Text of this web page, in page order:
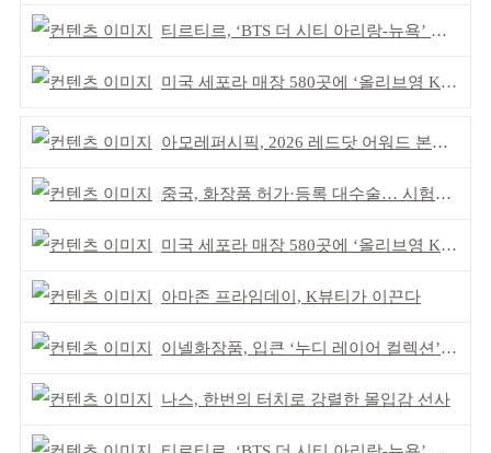
티르티르, ‘BTS 더 시티 아리랑-뉴욕’ 참여
미국 세포라 매장 580곳에 ‘올리브영 K뷰티에딧’ 론칭
아모레퍼시픽, 2026 레드닷 어워드 본상 2개 수상
중국, 화장품 허가·등록 대수술… 시험자료 공용 허용
미국 세포라 매장 580곳에 ‘올리브영 K뷰티에딧’ 론칭
아마존 프라임데이, K뷰티가 이끈다
이넬화장품, 입큰 ‘누디 레이어 컬렉션’ 출시
나스, 한번의 터치로 강렬한 몰입감 선사